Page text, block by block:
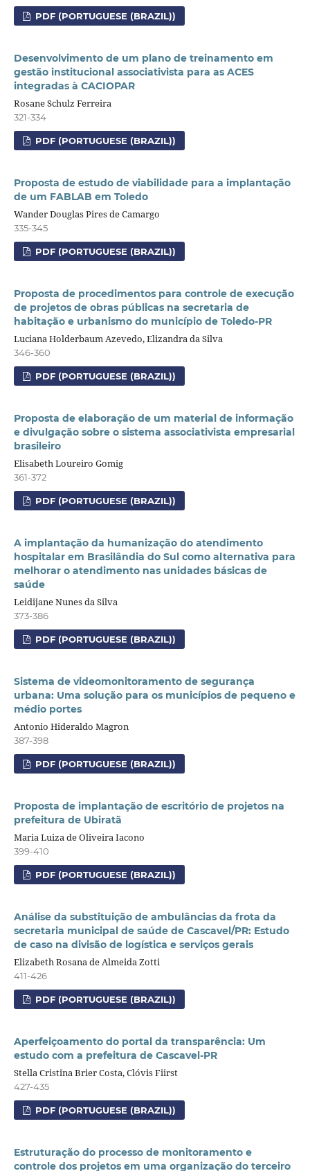
PDF (PORTUGUESE (BRAZIL))
Desenvolvimento de um plano de treinamento em
gestão institucional associativista para as ACES
integradas à CACIOPAR
Rosane Schulz Ferreira
321-334
PDF (PORTUGUESE (BRAZIL))
Proposta de estudo de viabilidade para a implantação
de um FABLAB em Toledo
Wander Douglas Pires de Camargo
335-345
PDF (PORTUGUESE (BRAZIL))
Proposta de procedimentos para controle de execução
de projetos de obras públicas na secretaria de
habitação e urbanismo do município de Toledo-PR
Luciana Holderbaum Azevedo, Elizandra da Silva
346-360
PDF (PORTUGUESE (BRAZIL))
Proposta de elaboração de um material de informação
e divulgação sobre o sistema associativista empresarial
brasileiro
Elisabeth Loureiro Gomig
361-372
PDF (PORTUGUESE (BRAZIL))
A implantação da humanização do atendimento
hospitalar em Brasilândia do Sul como alternativa para
melhorar o atendimento nas unidades básicas de
saúde
Leidijane Nunes da Silva
373-386
PDF (PORTUGUESE (BRAZIL))
Sistema de videomonitoramento de segurança
urbana: Uma solução para os municípios de pequeno e
médio portes
Antonio Hideraldo Magron
387-398
PDF (PORTUGUESE (BRAZIL))
Proposta de implantação de escritório de projetos na
prefeitura de Ubiratã
Maria Luiza de Oliveira Iacono
399-410
PDF (PORTUGUESE (BRAZIL))
Análise da substituição de ambulâncias da frota da
secretaria municipal de saúde de Cascavel/PR: Estudo
de caso na divisão de logística e serviços gerais
Elizabeth Rosana de Almeida Zotti
411-426
PDF (PORTUGUESE (BRAZIL))
Aperfeiçoamento do portal da transparência: Um
estudo com a prefeitura de Cascavel-PR
Stella Cristina Brier Costa, Clóvis Fiirst
427-435
PDF (PORTUGUESE (BRAZIL))
Estruturação do processo de monitoramento e
controle dos projetos em uma organização do terceiro